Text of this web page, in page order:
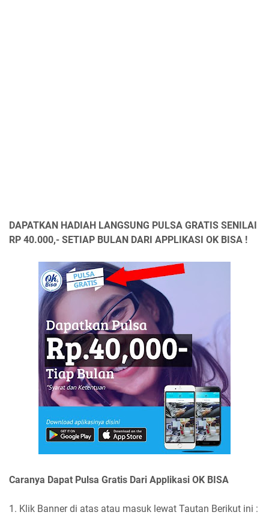
DAPATKAN HADIAH LANGSUNG PULSA GRATIS SENILAI
RP 40.000,- SETIAP BULAN DARI APPLIKASI OK BISA !
Caranya Dapat Pulsa Gratis Dari Applikasi OK BISA
1. Klik Banner di atas atau masuk lewat Tautan Berikut ini :